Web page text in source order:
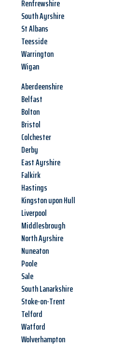
Renfrewshire
South Ayrshire
St Albans
Teesside
Warrington
Wigan
Aberdeenshire
Belfast
Bolton
Bristol
Colchester
Derby
East Ayrshire
Falkirk
Hastings
Kingston upon Hull
Liverpool
Middlesbrough
North Ayrshire
Nuneaton
Poole
Sale
South Lanarkshire
Stoke-on-Trent
Telford
Watford
Wolverhampton